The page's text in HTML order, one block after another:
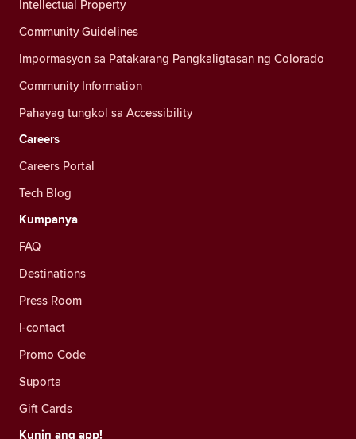
Intellectual Property
Community Guidelines
Impormasyon sa Patakarang Pangkaligtasan ng Colorado
Community Information
Pahayag tungkol sa Accessibility
Careers
Careers Portal
Tech Blog
Kumpanya
FAQ
Destinations
Press Room
I-contact
Promo Code
Suporta
Gift Cards
Kunin ang app!